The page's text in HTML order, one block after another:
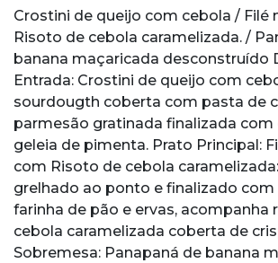
Crostini de queijo com cebola / Filé
Risoto de cebola caramelizada. /
banana maçaricada desconstruído
Entrada: Crostini de queijo com
sourdougth coberta com pasta de
parmesão gratinada finalizada
geleia de pimenta. Prato Principal:
com Risoto de cebola
grelhado ao ponto e finalizado
farinha de pão e ervas, acompanha
cebola caramelizada coberta de
Sobremesa: Panapaná de banana